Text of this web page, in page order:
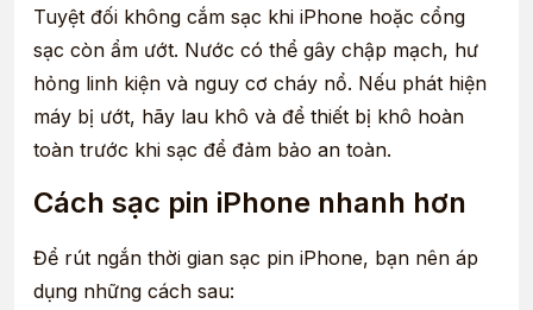
Tuyệt đối không cắm sạc khi iPhone hoặc cổng
sạc còn ẩm ướt. Nước có thể gây chập mạch, hư
hỏng linh kiện và nguy cơ cháy nổ. Nếu phát hiện
máy bị ướt, hãy lau khô và để thiết bị khô hoàn
toàn trước khi sạc để đảm bảo an toàn.
Cách sạc pin iPhone nhanh hơn
Để rút ngắn thời gian sạc pin iPhone, bạn nên áp
dụng những cách sau: